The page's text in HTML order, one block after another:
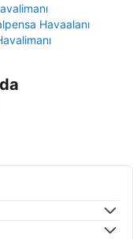
Havaalanı